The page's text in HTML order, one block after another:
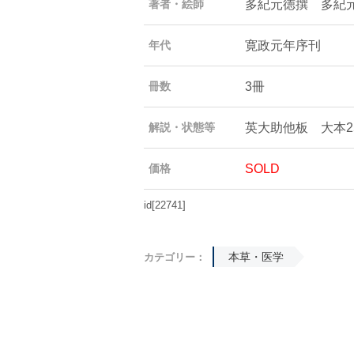
著者・絵師 多紀元徳撰 多紀
年代 寛政元年序刊
冊数 3冊
解説・状態等 英大助他板 大本
価格 SOLD
id[22741]
カテゴリー： 本草・医学